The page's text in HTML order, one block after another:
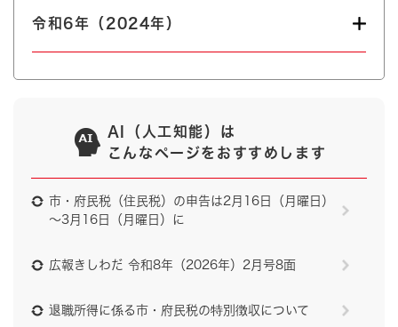
令和6年（2024年）
AI（人工知能）は
こんなページをおすすめします
市・府民税（住民税）の申告は2月16日（月曜日）
～3月16日（月曜日）に
広報きしわだ 令和8年（2026年）2月号8面
退職所得に係る市・府民税の特別徴収について